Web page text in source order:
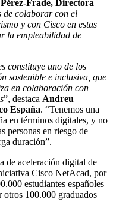
Frade, Directora
de colaborar con el
y con Cisco en estas
la empleabilidad de
constituye uno de los
sostenible e inclusiva, que
en colaboración con
”, destaca Andreu
España. “Tenemos una
en términos digitales, y no
personas en riesgo de
duración”.
de aceleración digital de
Cisco NetAcad, por
estudiantes españoles
otros 100.000 graduados